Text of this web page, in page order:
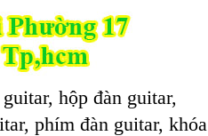
hộp đàn guitar,
phím đàn guitar, khóa